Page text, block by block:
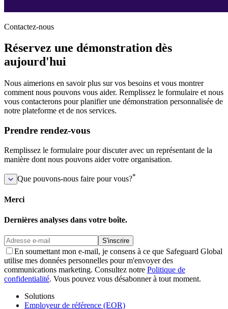
Contactez-nous
Réservez une démonstration dès
aujourd'hui
Nous aimerions en savoir plus sur vos besoins et vous montrer
comment nous pouvons vous aider. Remplissez le formulaire et nous
vous contacterons pour planifier une démonstration personnalisée de
notre plateforme et de nos services.
Prendre rendez-vous
Remplissez le formulaire pour discuter avec un représentant de la
manière dont nous pouvons aider votre organisation.
Que pouvons-nous faire pour vous?*
Merci
Dernières analyses dans votre boîte.
S'inscrire
En soumettant mon e-mail, je consens à ce que Safeguard Global
utilise mes données personnelles pour m'envoyer des
communications marketing. Consultez notre Politique de
confidentialité. Vous pouvez vous désabonner à tout moment.
Solutions
Employeur de référence (EOR)